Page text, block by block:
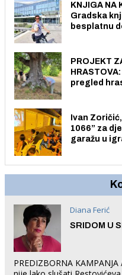
KNJIGA NA
Gradska
besplatnu
PROJEKT
pregled
Ivan
1066” za
garažu u
Diana Ferić
SRIDOM U
PREDIZBORNA